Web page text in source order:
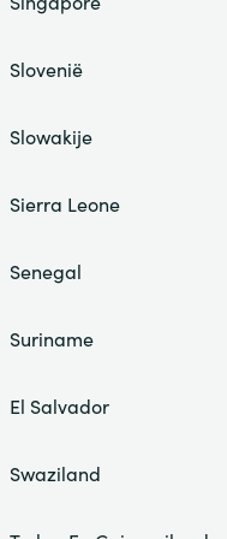
Slovenië
Slowakije
Sierra Leone
Senegal
Suriname
El Salvador
Swaziland